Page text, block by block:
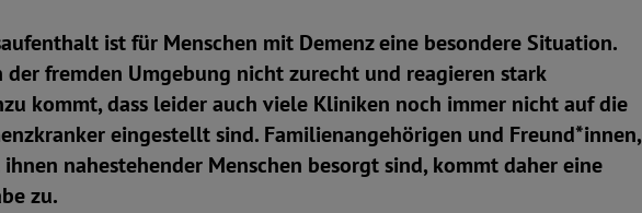
ist für Menschen mit Demenz eine besondere Situation.
der fremden Umgebung nicht zurecht und reagieren stark
kommt, dass leider auch viele Kliniken noch immer nicht auf die
eingestellt sind. Familienangehörigen und Freund*innen,
nahestehender Menschen besorgt sind, kommt daher eine
zu.